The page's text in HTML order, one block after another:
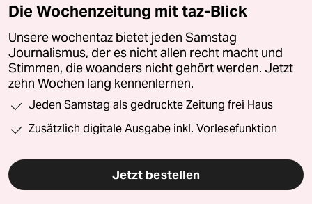
Die Wochenzeitung mit taz-Blick
Unsere wochentaz bietet jeden Samstag
Journalismus, der es nicht allen recht macht und
Stimmen, die woanders nicht gehört werden. Jetzt
zehn Wochen lang kennenlernen.
Jeden Samstag als gedruckte Zeitung frei Haus
Zusätzlich digitale Ausgabe inkl. Vorlesefunktion
Jetzt bestellen